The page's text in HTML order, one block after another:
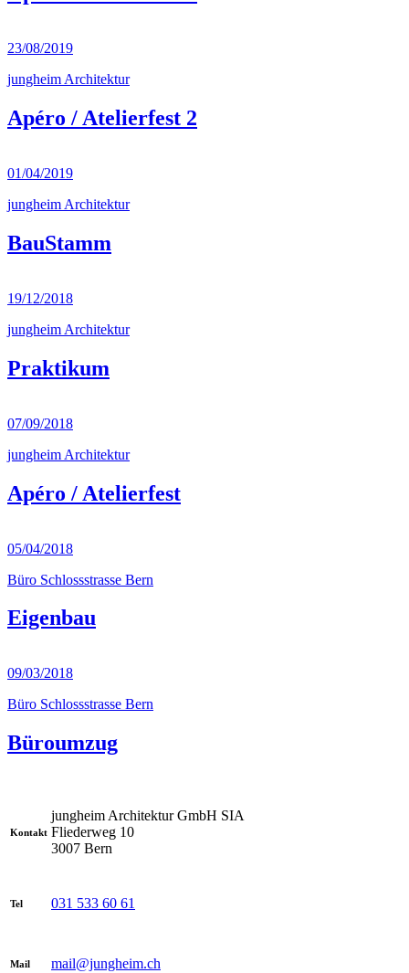
23/08/2019
jungheim Architektur
Apéro / Atelierfest 2
01/04/2019
jungheim Architektur
BauStamm
19/12/2018
jungheim Architektur
Praktikum
07/09/2018
jungheim Architektur
Apéro / Atelierfest
05/04/2018
Büro Schlossstrasse Bern
Eigenbau
09/03/2018
Büro Schlossstrasse Bern
Büroumzug
Kontakt
jungheim Architektur GmbH SIA
Fliederweg 10
3007 Bern
Tel 031 533 60 61
Mail mail@jungheim.ch